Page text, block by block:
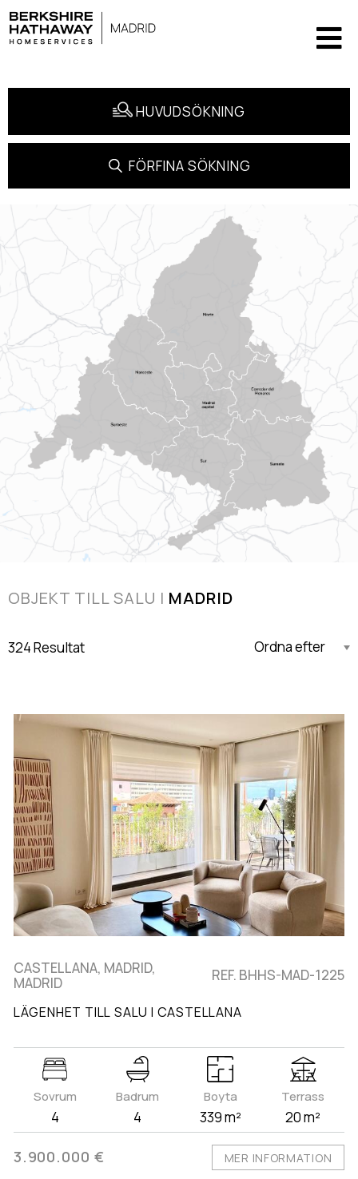
HUVUDSÖKNING
FÖRFINA SÖKNING
OBJEKT TILL SALU I MADRID
Uppdaterad Fallande
324 Resultat
CASTELLANA, MADRID,
MADRID
REF. BHHS-MAD-1225
LÄGENHET TILL SALU I CASTELLANA
Sovrum
4
Badrum
4
Boyta
339 m²
Terrass
20 m²
3.900.000 € MER INFORMATION